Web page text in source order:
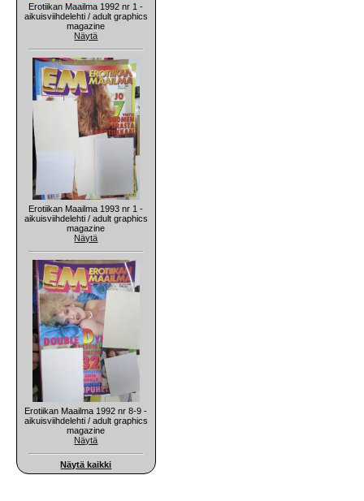
Erotiikan Maailma 1992 nr 1 -
aikuisviihdelehti / adult graphics
magazine
Näytä
Erotiikan Maailma 1993 nr 1 -
aikuisviihdelehti / adult graphics
magazine
Näytä
Erotiikan Maailma 1992 nr 8-9 -
aikuisviihdelehti / adult graphics
magazine
Näytä
Näytä kaikki